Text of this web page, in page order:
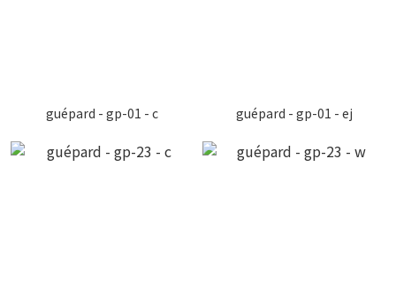
guépard - gp-01 - c guépard - gp-01 - ej